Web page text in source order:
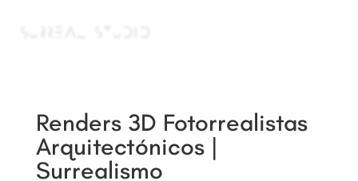
Renders 3D Fotorrealistas
Arquitectónicos |
Surrealismo